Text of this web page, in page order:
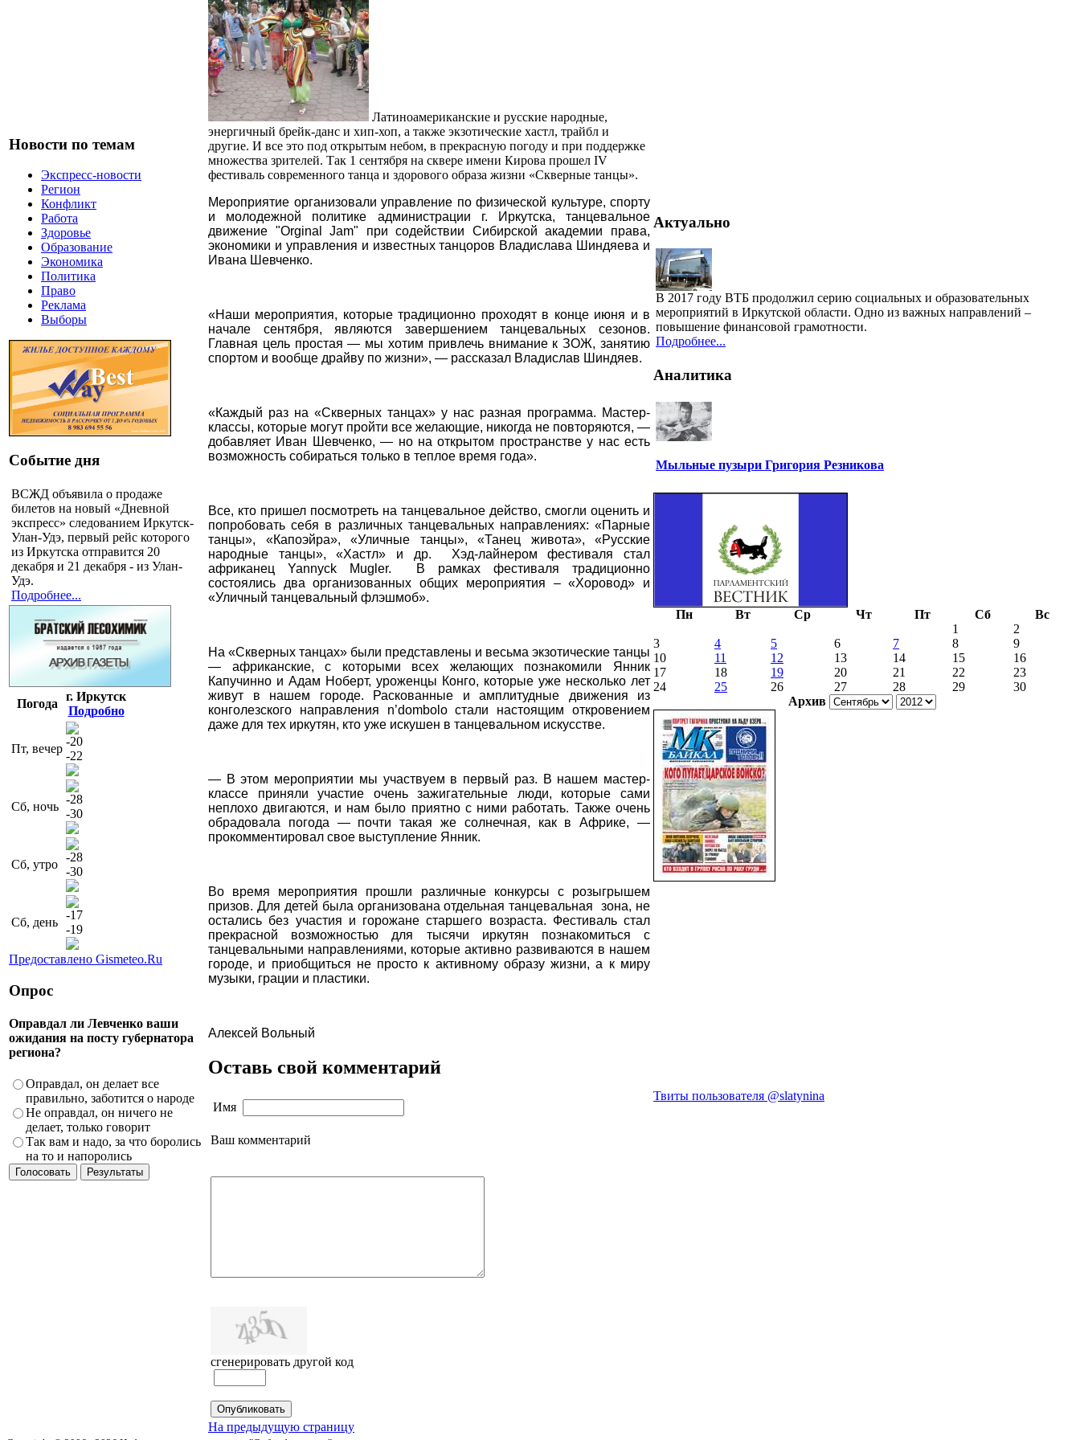
Новости по темам
Экспресс-новости
Регион
Конфликт
Работа
Здоровье
Образование
Экономика
Политика
Право
Реклама
Выборы
Событие дня
ВСЖД объявила о продаже
билетов на новый «Дневной
экспресс» следованием Иркутск-
Улан-Удэ, первый рейс которого
из Иркутска отправится 20
декабря и 21 декабря - из Улан-
Удэ.
Подробнее...
Погода
г. Иркутск
Подробно
Пт, вечер
-20
-22
Сб, ночь
-28
-30
Сб, утро
-28
-30
Сб, день
-17
-19
Предоставлено Gismeteo.Ru
Опрос
Оправдал ли Левченко ваши
ожидания на посту губернатора
региона?
Оправдал, он делает все
правильно, заботится о народе
Не оправдал, он ничего не
делает, только говорит
Так вам и надо, за что боролись
на то и напоролись
Латиноамериканские и русские народные,
энергичный брейк-данс и хип-хоп, а также экзотические хастл, трайбл и
другие. И все это под открытым небом, в прекрасную погоду и при поддержке
множества зрителей. Так 1 сентября на сквере имени Кирова прошел IV
фестиваль современного танца и здорового образа жизни «Скверные танцы».
Мероприятие организовали управление по физической культуре, спорту
и молодежной политике администрации г. Иркутска, танцевальное
движение "Orginal Jam" при содействии Сибирской академии права,
экономики и управления и известных танцоров Владислава Шиндяева и
Ивана Шевченко.
«Наши мероприятия, которые традиционно проходят в конце июня и в
начале сентября, являются завершением танцевальных сезонов.
Главная цель простая — мы хотим привлечь внимание к ЗОЖ, занятию
спортом и вообще драйву по жизни», — рассказал Владислав Шиндяев.
«Каждый раз на «Скверных танцах» у нас разная программа. Мастер-
классы, которые могут пройти все желающие, никогда не повторяются, —
добавляет Иван Шевченко, — но на открытом пространстве у нас есть
возможность собираться только в теплое время года».
Все, кто пришел посмотреть на танцевальное действо, смогли оценить и
попробовать себя в различных танцевальных направлениях: «Парные
танцы», «Капоэйра», «Уличные танцы», «Танец живота», «Русские
народные танцы», «Хастл» и др.
Хэд-лайнером фестиваля стал
африканец Yannyck Mugler.
В рамках фестиваля традиционно
состоялись два организованных общих мероприятия – «Хоровод» и
«Уличный танцевальный флэшмоб».
На «Скверных танцах» были представлены и весьма экзотические танцы
— африканские, с которыми всех желающих познакомили Янник
Капучинно и Адам Ноберт, уроженцы Конго, которые уже несколько лет
живут в нашем городе. Раскованные и амплитудные движения из
конголезского направления n’dombolo стали настоящим откровением
даже для тех иркутян, кто уже искушен в танцевальном искусстве.
— В этом мероприятии мы участвуем в первый раз. В нашем мастер-
классе приняли участие очень зажигательные люди, которые сами
неплохо двигаются, и нам было приятно с ними работать. Также очень
обрадовала погода — почти такая же солнечная, как в Африке, —
прокомментировал свое выступление Янник.
Во время мероприятия прошли различные конкурсы с розыгрышем
призов. Для детей была организована отдельная танцевальная
зона, не
остались без участия и горожане старшего возраста. Фестиваль стал
прекрасной возможностью для тысячи иркутян познакомиться с
танцевальными направлениями, которые активно развиваются в нашем
городе, и приобщиться не просто к активному образу жизни, а к миру
музыки, грации и пластики.
Алексей Вольный
Оставь свой комментарий
Имя
Ваш комментарий
сгенерировать другой код
На предыдущую страницу
Актуально
В 2017 году ВТБ продолжил серию социальных и образовательных
мероприятий в Иркутской области. Одно из важных направлений –
повышение финансовой грамотности.
Подробнее...
Аналитика
Мыльные пузыри Григория Резникова
Пн Вт Ср Чт Пт Сб
Вс
1
2
3
4 5 6 7 8
9
10
11 12 13 14 15
16
17
18 19 20 21 22
23
24
25 26 27 28 29
30
Архив
Твиты пользователя @slatynina